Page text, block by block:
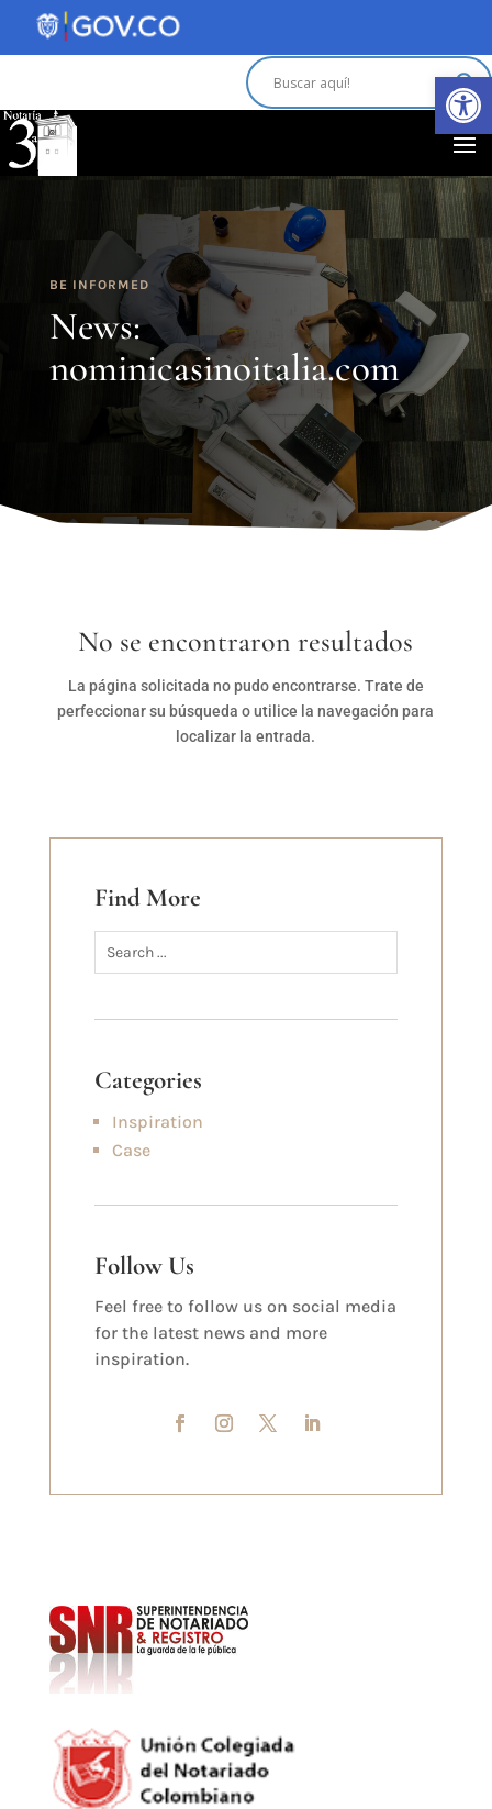
Abrir
BE INFORMED
News:
nominicasinoitalia.com
No se encontraron resultados
La página solicitada no pudo encontrarse. Trate de
perfeccionar su búsqueda o utilice la navegación para
localizar la entrada.
Find More
Categories
Inspiration
Case
Follow Us
Feel free to follow us on social media
for the latest news and more
inspiration.